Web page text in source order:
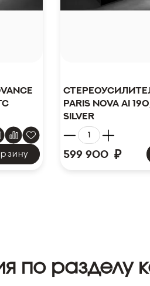
Paris Nova Ai
Silver
599 900 ₽
по разделу